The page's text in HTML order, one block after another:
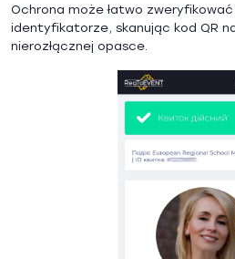
Ochrona może łatwo
identyfikatorze, skanując kod QR
nierozłącznej opasce.